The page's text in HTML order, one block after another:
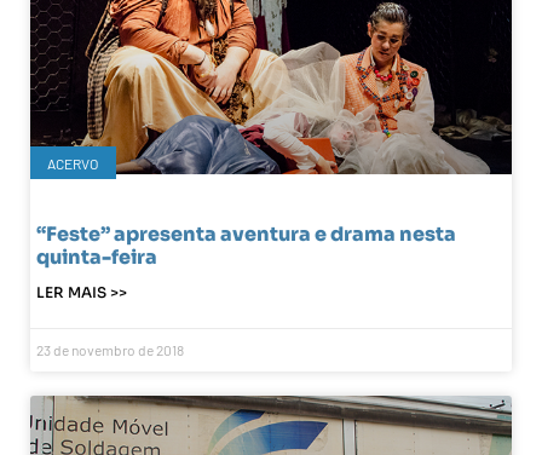
ACERVO
“Feste” apresenta aventura e drama nesta
quinta-feira
LER MAIS >>
23 de novembro de 2018